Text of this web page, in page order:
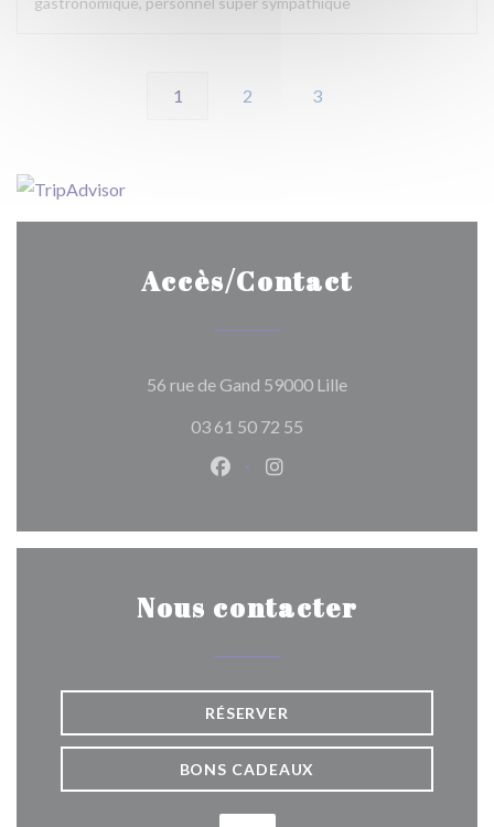
1 2 3
Accès/Contact
56 rue de Gand 59000 Lille((ouvre une
03 61 50 72 55
Facebook ((ouvre une
Instagram ((ouvre une
Nous contacter
RÉSERVER
BONS CADEAUX